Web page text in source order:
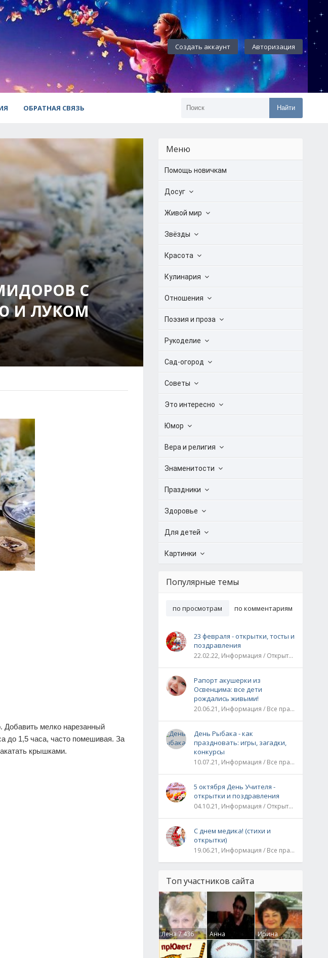
Создать аккаунт Авторизация
ОБРАТНАЯ СВЯЗЬ Найти
С
И ЛУКОМ
Добавить мелко нарезанный
до 1,5 часа, часто помешивая. За
крышками.
Меню
Помощь новичкам
Досуг
Живой мир
Звёзды
Красота
Кулинария
Отношения
Поэзия и проза
Рукоделие
Сад-огород
Советы
Это интересно
Юмор
Вера и религия
Знаменитости
Праздники
Здоровье
Для детей
Картинки
Популярные темы
по просмотрам по комментариям
23 февраля - открытки, тосты и
поздравления
22.02.22, Информация / Открытки / Все праздники
Рапорт акушерки из
Освенцима: все дети
рождались живыми!
20.06.21, Информация / Все праздники / Рассказы и истории
День Рыбака - как
праздновать: игры, загадки,
конкурсы
10.07.21, Информация / Все праздники
5 октября День Учителя -
открытки и поздравления
04.10.21, Информация / Открытки / Все праздники
С днем медика! (стихи и
открытки)
19.06.21, Информация / Все праздники
Топ участников сайта
Лена7 436
Анна
Гумлевая0
Ирина
Бруцкая41